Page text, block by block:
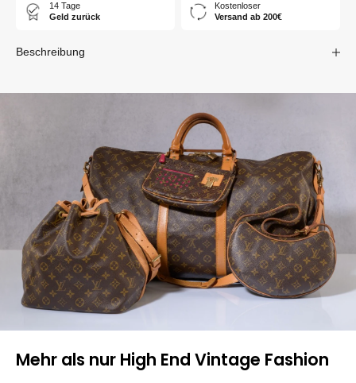
14 Tage
Geld zurück
Kostenloser
Versand ab 200€
Beschreibung
Mehr als nur High End Vintage Fashion